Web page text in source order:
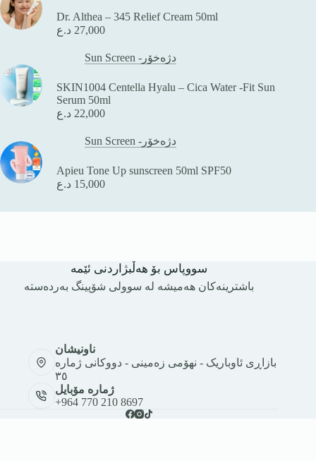
Dr. Althea – 345 Relief Cream 50ml
27,000 د.ع
Sun Screen -دژەخۆر
SKIN1004 Centella Hyalu – Cica Water -Fit Sun
Serum 50ml
22,000 د.ع
Sun Screen -دژەخۆر
Apieu Tone Up sunscreen 50ml SPF50
15,000 د.ع
سووپاس بۆ هەڵبژاردنی ئێمە
باشترینەکان هەمیشە لە سوولی شۆپینگ بەردەستە
ناونیشان
بازاڕی ئاوباریک - نهۆمی زەمینی - دووکانی ژمارە
٣٥
ژمارە مۆبایل
+964 770 210 8697